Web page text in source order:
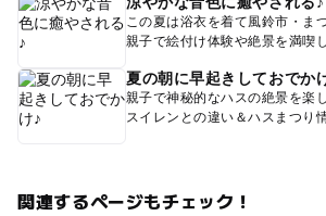
この夏は浴衣を着て風鈴市・ま
親子で絵付け体験や絶景を満喫
夏の朝に早起きしておでか
親子で神秘的なハスの絶景を楽
スイレンとの違い＆ハスまつり
関連するページもチェック！